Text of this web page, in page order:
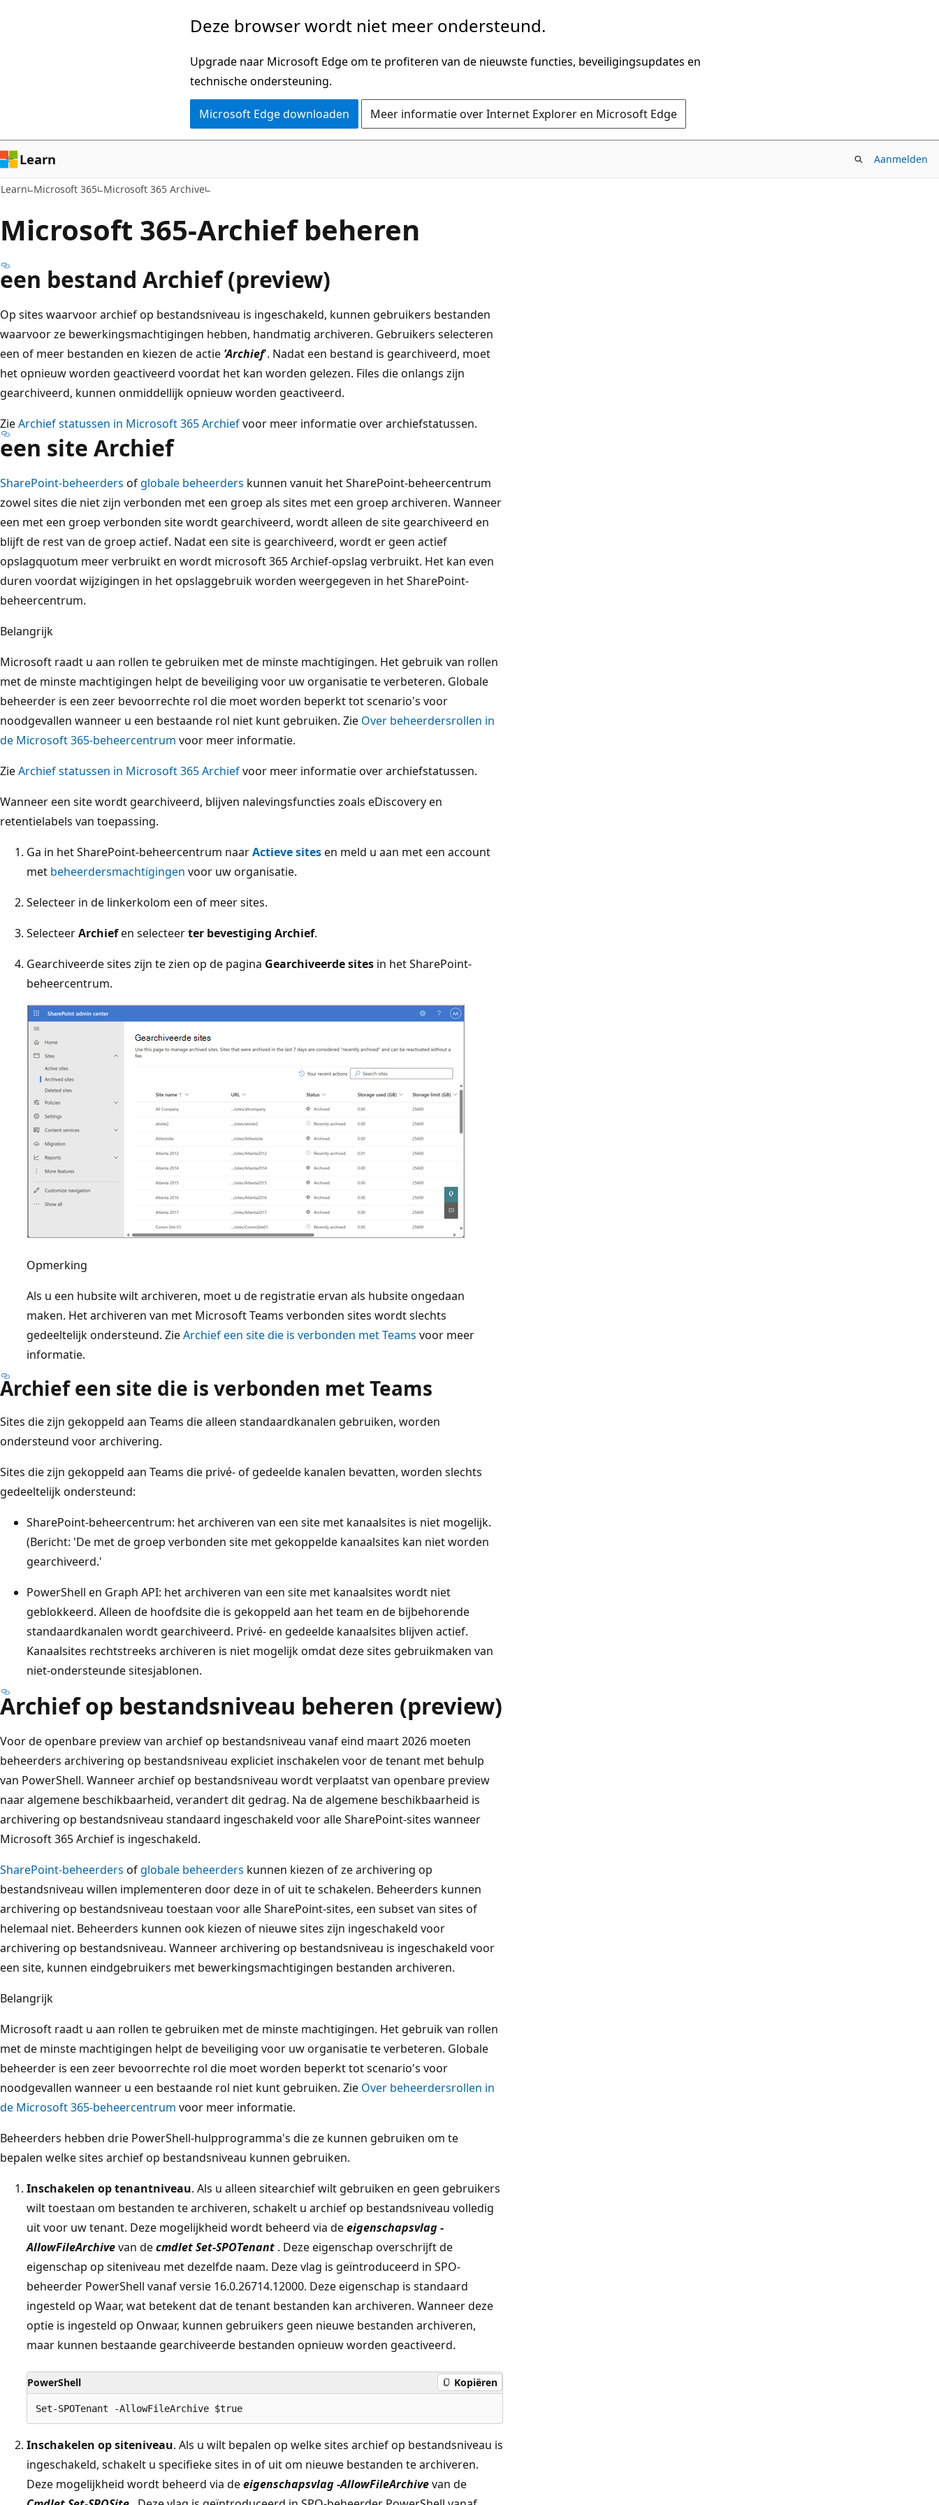
Deze browser wordt niet meer ondersteund.
Upgrade naar Microsoft Edge om te profiteren van de nieuwste functies, beveiligingsupdates en
technische ondersteuning.
Microsoft Edge downloaden Meer informatie over Internet Explorer en Microsoft Edge
Learn Aanmelden
Learn Microsoft 365 Microsoft 365 Archive
Microsoft 365-Archief beheren
een bestand Archief (preview)
Op sites waarvoor archief op bestandsniveau is ingeschakeld, kunnen gebruikers bestanden
waarvoor ze bewerkingsmachtigingen hebben, handmatig archiveren. Gebruikers selecteren
een of meer bestanden en kiezen de actie 'Archief'. Nadat een bestand is gearchiveerd, moet
het opnieuw worden geactiveerd voordat het kan worden gelezen. Files die onlangs zijn
gearchiveerd, kunnen onmiddellijk opnieuw worden geactiveerd.
ZieArchief statussen in Microsoft 365 Archiefvoor meer informatie over archiefstatussen.
een site Archief
SharePoint-beheerders ofglobale beheerders kunnen vanuit het SharePoint-beheercentrum
zowel sites die niet zijn verbonden met een groep als sites met een groep archiveren. Wanneer
een met een groep verbonden site wordt gearchiveerd, wordt alleen de site gearchiveerd en
blijft de rest van de groep actief. Nadat een site is gearchiveerd, wordt er geen actief
opslagquotum meer verbruikt en wordt microsoft 365 Archief-opslag verbruikt. Het kan even
duren voordat wijzigingen in het opslaggebruik worden weergegeven in het SharePoint-
beheercentrum.
Belangrijk
Microsoft raadt u aan rollen te gebruiken met de minste machtigingen. Het gebruik van rollen
met de minste machtigingen helpt de beveiliging voor uw organisatie te verbeteren. Globale
beheerder is een zeer bevoorrechte rol die moet worden beperkt tot scenario's voor
noodgevallen wanneer u een bestaande rol niet kunt gebruiken. Zie Over beheerdersrollen in
de Microsoft 365-beheercentrum voor meer informatie.
ZieArchief statussen in Microsoft 365 Archiefvoor meer informatie over archiefstatussen.
Wanneer een site wordt gearchiveerd, blijven nalevingsfuncties zoals eDiscovery en
retentielabels van toepassing.
Ga in het SharePoint-beheercentrum naarActieve sitesen meld u aan met een account
met beheerdersmachtigingen voor uw organisatie.
Selecteer in de linkerkolom een of meer sites.
SelecteerArchiefen selecteerter bevestiging Archief.
Gearchiveerde sites zijn te zien op de pagina Gearchiveerde sites in het SharePoint-
beheercentrum.
Opmerking
Als u een hubsite wilt archiveren, moet u de registratie ervan als hubsite ongedaan
maken. Het archiveren van met Microsoft Teams verbonden sites wordt slechts
gedeeltelijk ondersteund. ZieArchief een site die is verbonden met Teams voor meer
informatie.
Archief een site die is verbonden met Teams
Sites die zijn gekoppeld aan Teams die alleen standaardkanalen gebruiken, worden
ondersteund voor archivering.
Sites die zijn gekoppeld aan Teams die privé- of gedeelde kanalen bevatten, worden slechts
gedeeltelijk ondersteund:
SharePoint-beheercentrum: het archiveren van een site met kanaalsites is niet mogelijk.
(Bericht: 'De met de groep verbonden site met gekoppelde kanaalsites kan niet worden
gearchiveerd.'
PowerShell en Graph API: het archiveren van een site met kanaalsites wordt niet
geblokkeerd. Alleen de hoofdsite die is gekoppeld aan het team en de bijbehorende
standaardkanalen wordt gearchiveerd. Privé- en gedeelde kanaalsites blijven actief.
Kanaalsites rechtstreeks archiveren is niet mogelijk omdat deze sites gebruikmaken van
niet-ondersteunde sitesjablonen.
Archief op bestandsniveau beheren (preview)
Voor de openbare preview van archief op bestandsniveau vanaf eind maart 2026 moeten
beheerders archivering op bestandsniveau expliciet inschakelen voor de tenant met behulp
van PowerShell. Wanneer archief op bestandsniveau wordt verplaatst van openbare preview
naar algemene beschikbaarheid, verandert dit gedrag. Na de algemene beschikbaarheid is
archivering op bestandsniveau standaard ingeschakeld voor alle SharePoint-sites wanneer
Microsoft 365 Archief is ingeschakeld.
SharePoint-beheerders ofglobale beheerders kunnen kiezen of ze archivering op
bestandsniveau willen implementeren door deze in of uit te schakelen. Beheerders kunnen
archivering op bestandsniveau toestaan voor alle SharePoint-sites, een subset van sites of
helemaal niet. Beheerders kunnen ook kiezen of nieuwe sites zijn ingeschakeld voor
archivering op bestandsniveau. Wanneer archivering op bestandsniveau is ingeschakeld voor
een site, kunnen eindgebruikers met bewerkingsmachtigingen bestanden archiveren.
Belangrijk
Microsoft raadt u aan rollen te gebruiken met de minste machtigingen. Het gebruik van rollen
met de minste machtigingen helpt de beveiliging voor uw organisatie te verbeteren. Globale
beheerder is een zeer bevoorrechte rol die moet worden beperkt tot scenario's voor
noodgevallen wanneer u een bestaande rol niet kunt gebruiken. Zie Over beheerdersrollen in
de Microsoft 365-beheercentrum voor meer informatie.
Beheerders hebben drie PowerShell-hulpprogramma's die ze kunnen gebruiken om te
bepalen welke sites archief op bestandsniveau kunnen gebruiken.
Inschakelen op tenantniveau. Als u alleen sitearchief wilt gebruiken en geen gebruikers
wilt toestaan om bestanden te archiveren, schakelt u archief op bestandsniveau volledig
uit voor uw tenant. Deze mogelijkheid wordt beheerd via deeigenschapsvlag -
AllowFileArchivevan decmdlet Set-SPOTenant . Deze eigenschap overschrijft de
eigenschap op siteniveau met dezelfde naam. Deze vlag is geïntroduceerd in SPO-
beheerder PowerShell vanaf versie 16.0.26714.12000. Deze eigenschap is standaard
ingesteld op Waar, wat betekent dat de tenant bestanden kan archiveren. Wanneer deze
optie is ingesteld op Onwaar, kunnen gebruikers geen nieuwe bestanden archiveren,
maar kunnen bestaande gearchiveerde bestanden opnieuw worden geactiveerd.
PowerShell Kopiëren
Inschakelen op siteniveau. Als u wilt bepalen op welke sites archief op bestandsniveau is
ingeschakeld, schakelt u specifieke sites in of uit om nieuwe bestanden te archiveren.
Deze mogelijkheid wordt beheerd via deeigenschapsvlag -AllowFileArchivevan de